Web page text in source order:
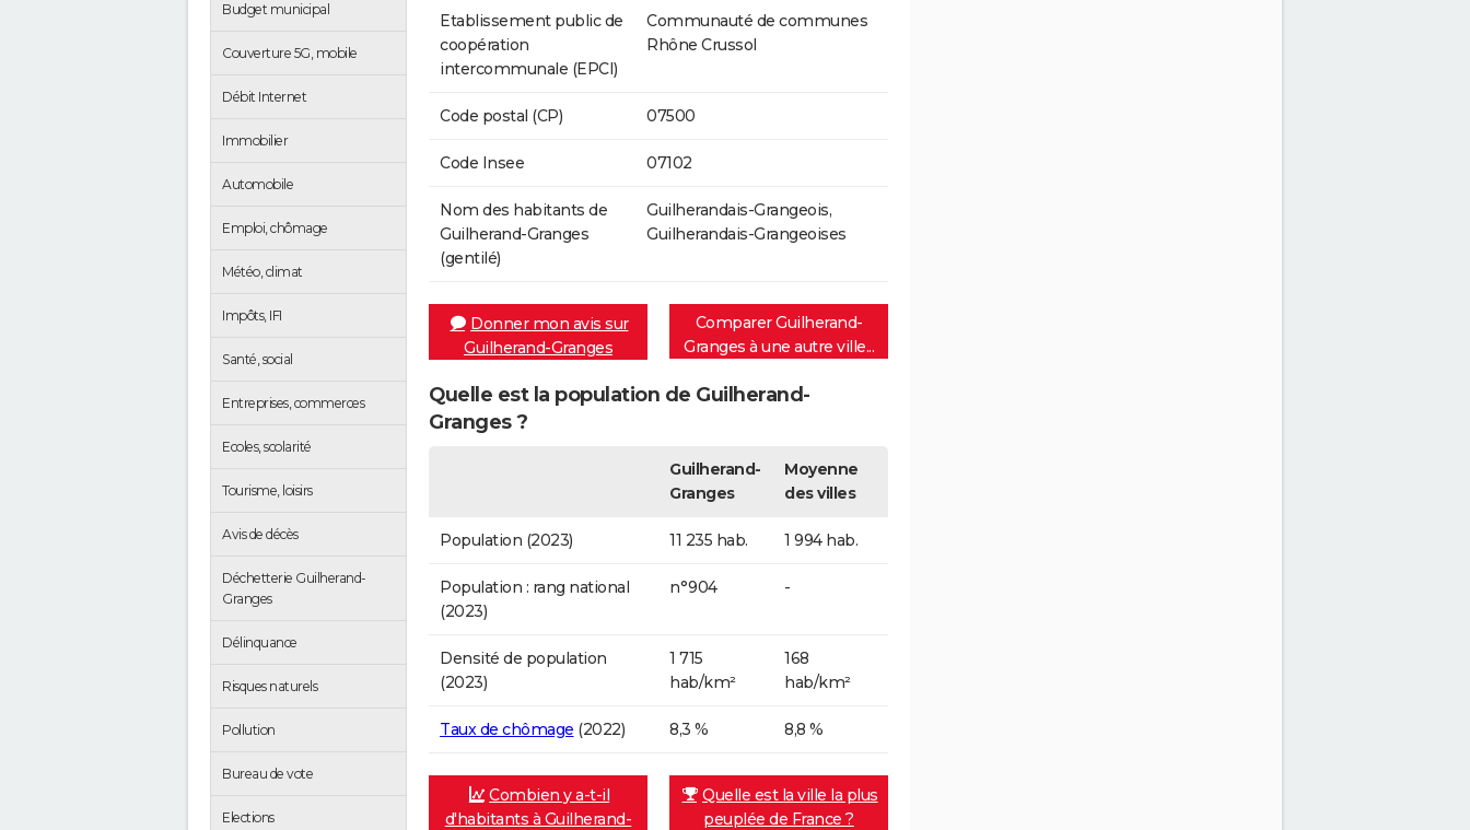
Budget municipal
Couverture 5G, mobile
Débit Internet
Immobilier
Automobile
Emploi, chômage
Météo, climat
Impôts, IFI
Santé, social
Entreprises, commerces
Ecoles, scolarité
Tourisme, loisirs
Avis de décès
Déchetterie Guilherand-
Granges
Délinquance
Risques naturels
Pollution
Bureau de vote
Elections
Etablissement public de
coopération
intercommunale (EPCI)
Communauté de communes
Rhône Crussol
Code postal (CP) 07500
Code Insee 07102
Nom des habitants de
Guilherand-Granges
(gentilé)
Guilherandais-Grangeois,
Guilherandais-Grangeoises
Donner mon avis sur
Guilherand-Granges
Comparer Guilherand-
Granges à une autre ville...
Quelle est la population de Guilherand-
Granges ?
Guilherand-
Granges
Moyenne
des villes
Population (2023) 11 235 hab. 1 994 hab.
Population : rang national
(2023)
n°904 -
Densité de population
(2023)
1 715
hab/km²
168
hab/km²
Taux de chômage (2022) 8,3 % 8,8 %
Combien y a-t-il
d'habitants à Guilherand-
Quelle est la ville la plus
peuplée de France ?